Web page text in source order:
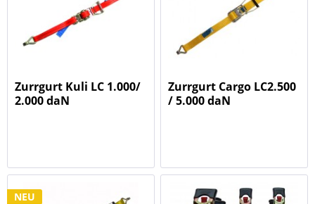
Zurrgurt Kuli LC 1.000/
2.000 daN
Zurrgurt Cargo LC2.500
/ 5.000 daN
NEU